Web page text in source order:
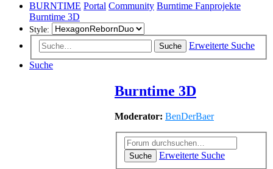
BURNTIME Portal Community Burntime Fanprojekte
Burntime 3D
Style:
Suche
Erweiterte Suche
Suche
Burntime 3D
Moderator: BenDerBaer
Suche
Erweiterte Suche